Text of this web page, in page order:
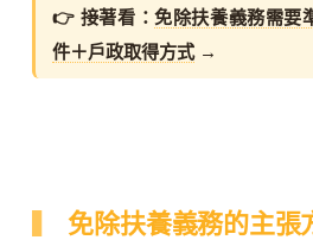
👉 接著看：免除扶養義務需要
件＋戶政取得方式→
免除扶養義務的主張